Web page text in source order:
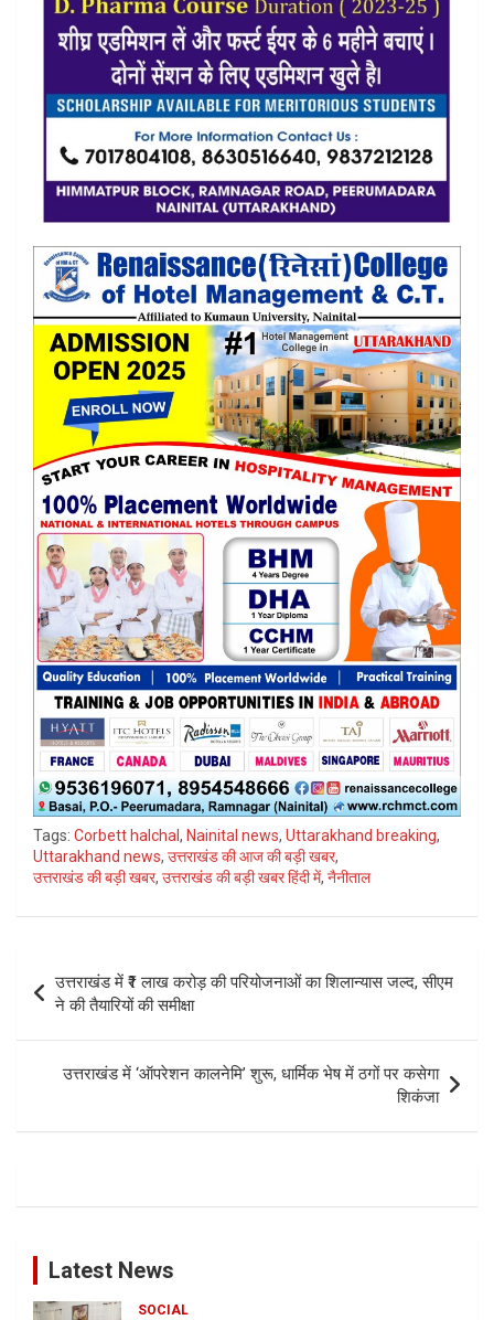
Tags: Corbett halchal, Nainital news, Uttarakhand breaking,
Uttarakhand news, उत्तराखंड की आज की बड़ी खबर,
उत्तराखंड की बड़ी खबर, उत्तराखंड की बड़ी खबर हिंदी में, नैनीताल
navigation
उत्तराखंड में ₹1 लाख करोड़ की परियोजनाओं का शिलान्यास जल्द, सीएम
ने की तैयारियों की समीक्षा
उत्तराखंड में ‘ऑपरेशन कालनेमि’ शुरू, धार्मिक भेष में ठगों पर कसेगा
शिकंजा
Latest News
SOCIAL